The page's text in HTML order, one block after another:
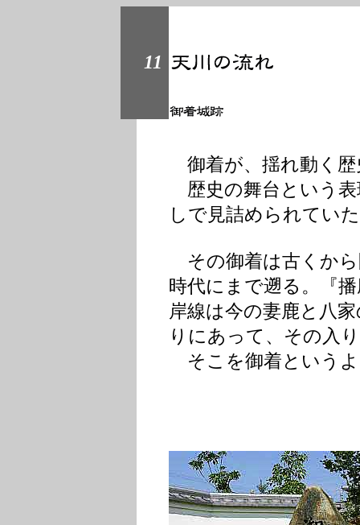
11
御着が、揺れ動く
歴史の舞台という表
しで見詰められてい
その御着は古くから
時代にまで遡る。『
岸線は今の妻鹿と八
りにあって、その入
そこを御着という